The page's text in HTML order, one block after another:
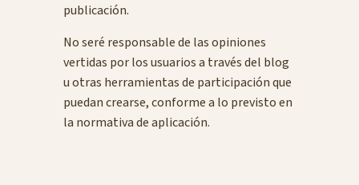
publicación.
No seré responsable de las opiniones
vertidas por los usuarios a través del blog
u otras herramientas de participación que
puedan crearse, conforme a lo previsto en
la normativa de aplicación.